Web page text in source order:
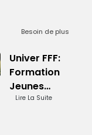
Besoin de plus
Univer FFF:
Formation
Jeunes
Talents
Lire La Suite